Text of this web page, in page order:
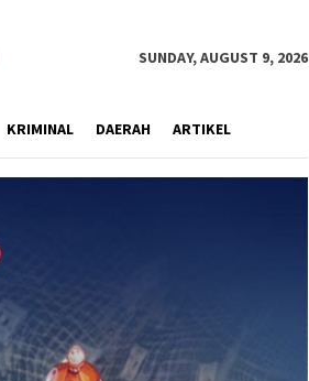
SUNDAY, AUGUST 9, 2026
KRIMINAL DAERAH ARTIKEL